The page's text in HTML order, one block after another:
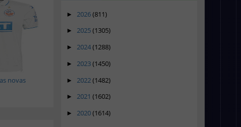
novas
► 2026(811)
► 2025(1305)
► 2024(1288)
► 2023(1450)
► 2022(1482)
► 2021 (1602)
► 2020(1614)